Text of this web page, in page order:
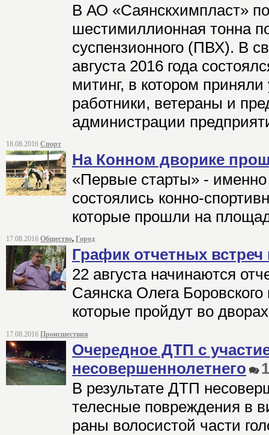
В АО «Саянскхимпласт»
шестимиллионная тонна
суспензионного (ПВХ). В
августа 2016 года
митинг, в котором
работники, ветераны и
администрации
18.08.2016 Спорт
На Конном дворике
«Первые старты» -
состоялись конно-
которые прошли на
17.08.2016 Общество, Город
График отчетных
22 августа начинаются
Саянска Олега
которые пройдут во
17.08.2016 Происшествия
Очередное ДТП с
несовершеннолетнего
В результате ДТП
телесные повреждения в
раны волосистой части